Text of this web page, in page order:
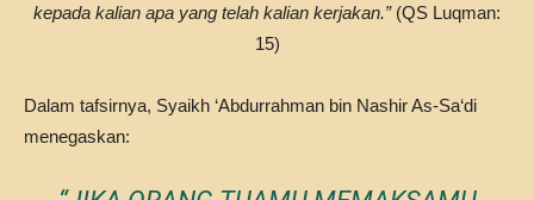
kepada kalian apa yang telah kalian kerjakan.”(QS Luqman:
15)
Dalam tafsirnya, Syaikh ‘Abdurrahman bin Nashir As‑Sa‘di
menegaskan: